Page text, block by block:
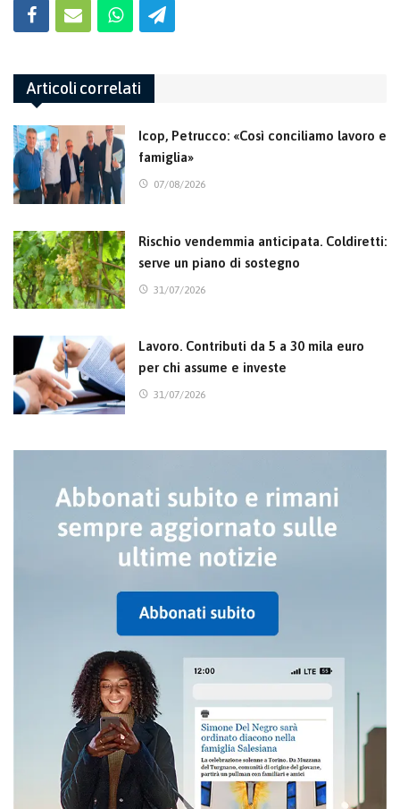
Articoli correlati
Icop, Petrucco: «Così conciliamo lavoro e
famiglia»
07/08/2026
Rischio vendemmia anticipata. Coldiretti:
serve un piano di sostegno
31/07/2026
Lavoro. Contributi da 5 a 30 mila euro
per chi assume e investe
31/07/2026